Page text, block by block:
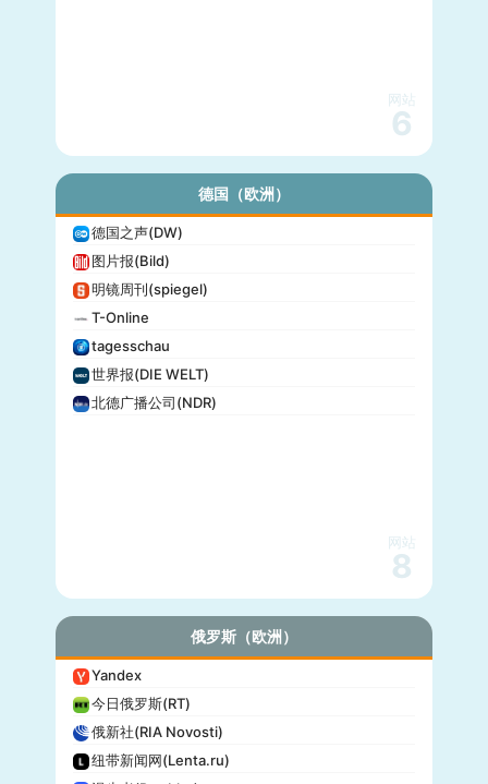
网站
6
德国（欧洲）
德国之声(DW)
图片报(Bild)
明镜周刊(spiegel)
T-Online
tagesschau
世界报(DIE WELT)
北德广播公司(NDR)
网站
8
俄罗斯（欧洲）
Yandex
今日俄罗斯(RT)
俄新社(RIA Novosti)
纽带新闻网(Lenta.ru)